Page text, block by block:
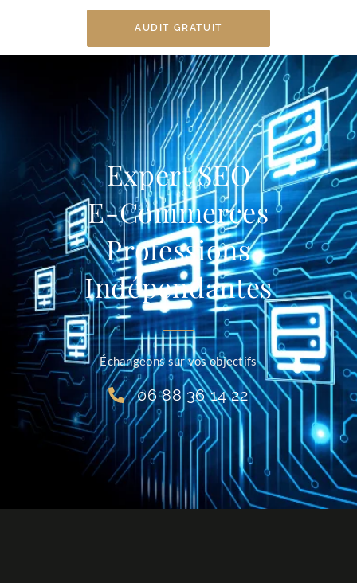
AUDIT GRATUIT
Expert SEO
E-Commerces
Professions
Indépendantes
Échangeons sur vos objectifs
06 88 36 14 22